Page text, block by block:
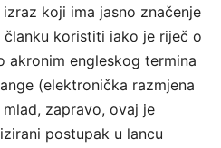
koji ima jasno značenje
koristiti iako je riječ o
akronim engleskog termina
(elektronička razmjena
zapravo, ovaj je
postupak u lancu